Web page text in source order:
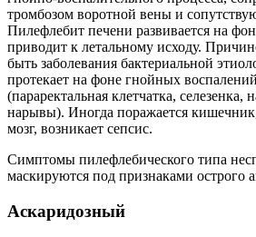
тромбозом воротной вены и
Пилефлебит печени развивается на
приводит к летальному исходу.
быть заболевания бактериальной
протекает на фоне гнойных
(параректальная клетчатка, селезенка,
нарывы). Иногда поражается
мозг, возникает сепсис.
Симптомы пилефлебического типа
маскируются под признаками острого
Аскаридозный